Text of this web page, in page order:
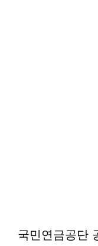
국민연금공단